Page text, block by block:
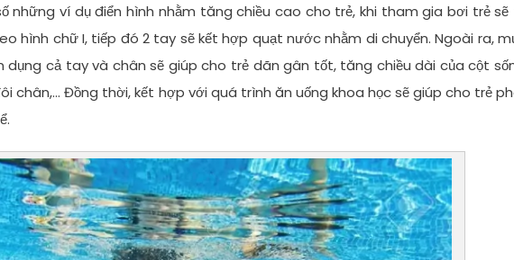
những ví dụ điển hình nhằm tăng chiều cao cho trẻ, khi tham gia bơi trẻ
hình chữ I, tiếp đó 2 tay sẽ kết hợp quạt nước nhằm di chuyển. Ngoài ra,
dụng cả tay và chân sẽ giúp cho trẻ dãn gân tốt, tăng chiều dài của cột
chân,… Đồng thời, kết hợp với quá trình ăn uống khoa học sẽ giúp cho trẻ